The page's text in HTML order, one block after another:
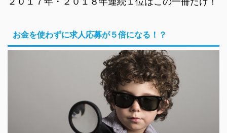
お金を使わずに求人応募が５倍になる！？